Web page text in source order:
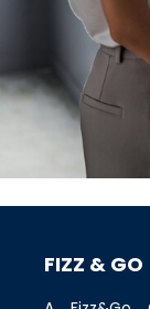
FIZZ & GO